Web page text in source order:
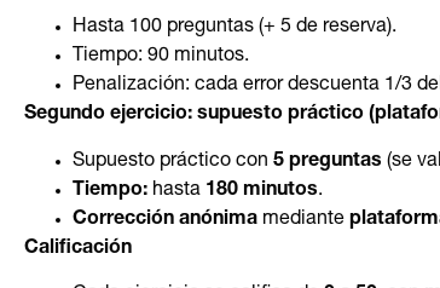
Hasta 100 preguntas (+ 5 de reserva).
Tiempo: 90 minutos.
Penalización: cada error descuenta 1/3
Segundo ejercicio: supuesto práctico
Supuesto práctico con 5 preguntas (se
Tiempo: hasta 180 minutos.
Corrección anónima mediante
Calificación